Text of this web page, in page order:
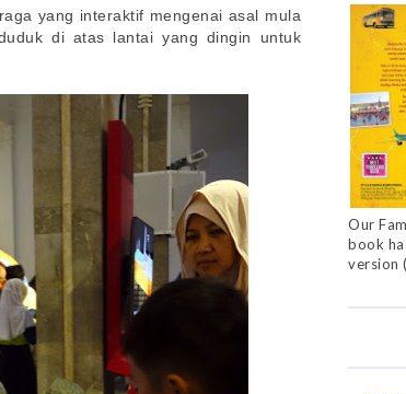
yang interaktif mengenai asal mula
di atas lantai yang dingin untuk
Our
book
version